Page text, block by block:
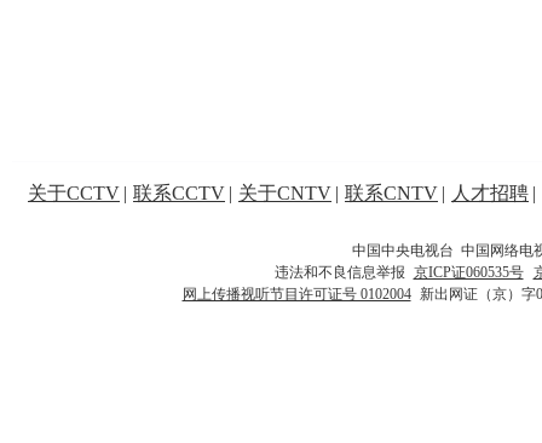
关于CCTV | 联系CCTV | 关于CNTV | 联系CNTV | 人才招聘 |
中国中央电视台 中国网络电
违法和不良信息举报 京ICP证060535号
网上传播视听节目许可证号 0102004 新出网证（京）